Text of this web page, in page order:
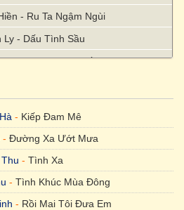
- Ru Ta Ngậm Ngùi
Ly - Dấu Tình Sầu
- Niệm Khúc Cuối
Nguyệt Cầm
- Kiếp Đam Mê
- Đường Xa Ướt Mưa
- Tình Xa
- Tình Khúc Mùa Đông
- Rồi Mai Tôi Đưa Em